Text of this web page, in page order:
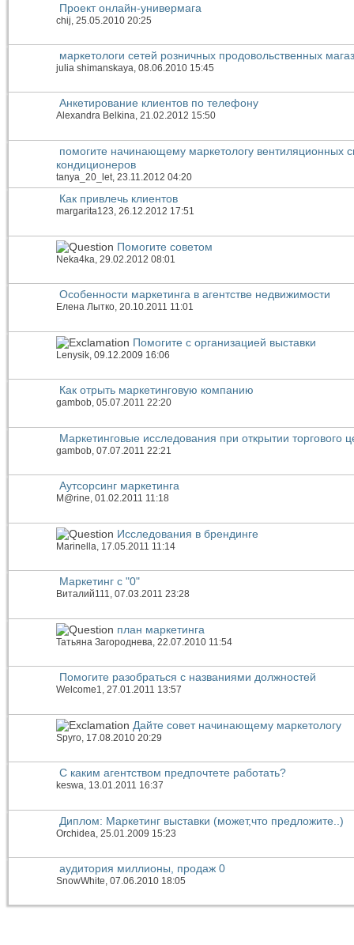
Проект онлайн-универмага
chij , 25.05.2010 20:25
маркетологи сетей розничных продовольственных
julia shimanskaya, 08.06.2010 15:45
Анкетирование клиентов по телефону
Alexandra Belkina, 21.02.2012 15:50
помогите начинающему маркетологу вентиляционных
кондиционеров
tanya_20_let, 23.11.2012 04:20
Как привлечь клиентов
margarita123, 26.12.2012 17:51
Помогите советом
Neka4ka, 29.02.2012 08:01
Особенности маркетинга в агентстве недвижимости
Елена Лытко, 20.10.2011 11:01
Помогите с организацией выставки
Lenysik, 09.12.2009 16:06
Как отрыть маркетинговую компанию
gambob, 05.07.2011 22:20
Маркетинговые исследования при открытии торгового
gambob , 07.07.2011 22:21
Аутсорсинг маркетинга
M@rine, 01.02.2011 11:18
Исследования в брендинге
Marinella , 17.05.2011 11:14
Маркетинг с "0"
Виталий111, 07.03.2011 23:28
план маркетинга
Татьяна Загороднева , 22.07.2010 11:54
Помогите разобраться с названиями должностей
Welcome1, 27.01.2011 13:57
Дайте совет начинающему маркетологу
Spyro , 17.08.2010 20:29
С каким агентством предпочтете работать?
keswa, 13.01.2011 16:37
Диплом: Маркетинг выставки (может,что предложите..)
Orchidea , 25.01.2009 15:23
аудитория миллионы, продаж 0
SnowWhite, 07.06.2010 18:05